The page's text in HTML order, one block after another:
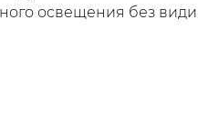
освещения без